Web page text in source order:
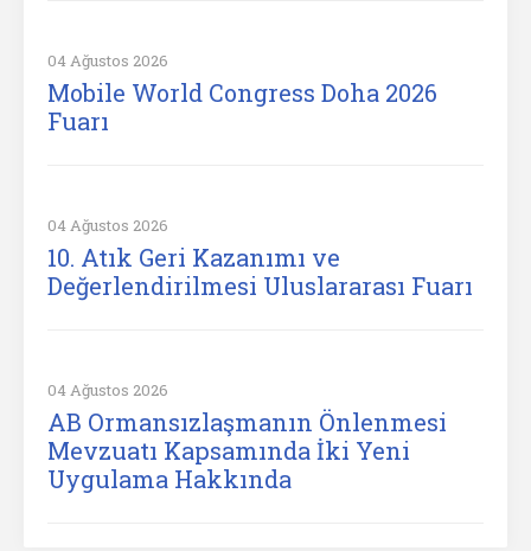
04 Ağustos 2026
Mobile World Congress Doha 2026
Fuarı
04 Ağustos 2026
10. Atık Geri Kazanımı ve
Değerlendirilmesi Uluslararası Fuarı
04 Ağustos 2026
AB Ormansızlaşmanın Önlenmesi
Mevzuatı Kapsamında İki Yeni
Uygulama Hakkında